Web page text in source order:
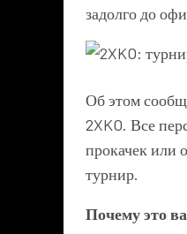
задолго до
Об этом
2XKO. Все
прокачек или
турнир.
Почему это